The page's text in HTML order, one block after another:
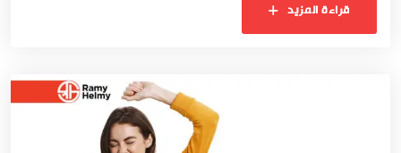
قراءة المزيد